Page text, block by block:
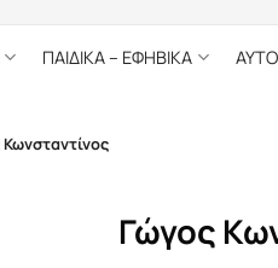
ΠΑΙΔΙΚΑ – ΕΦΗΒΙΚΑ
Γώγος